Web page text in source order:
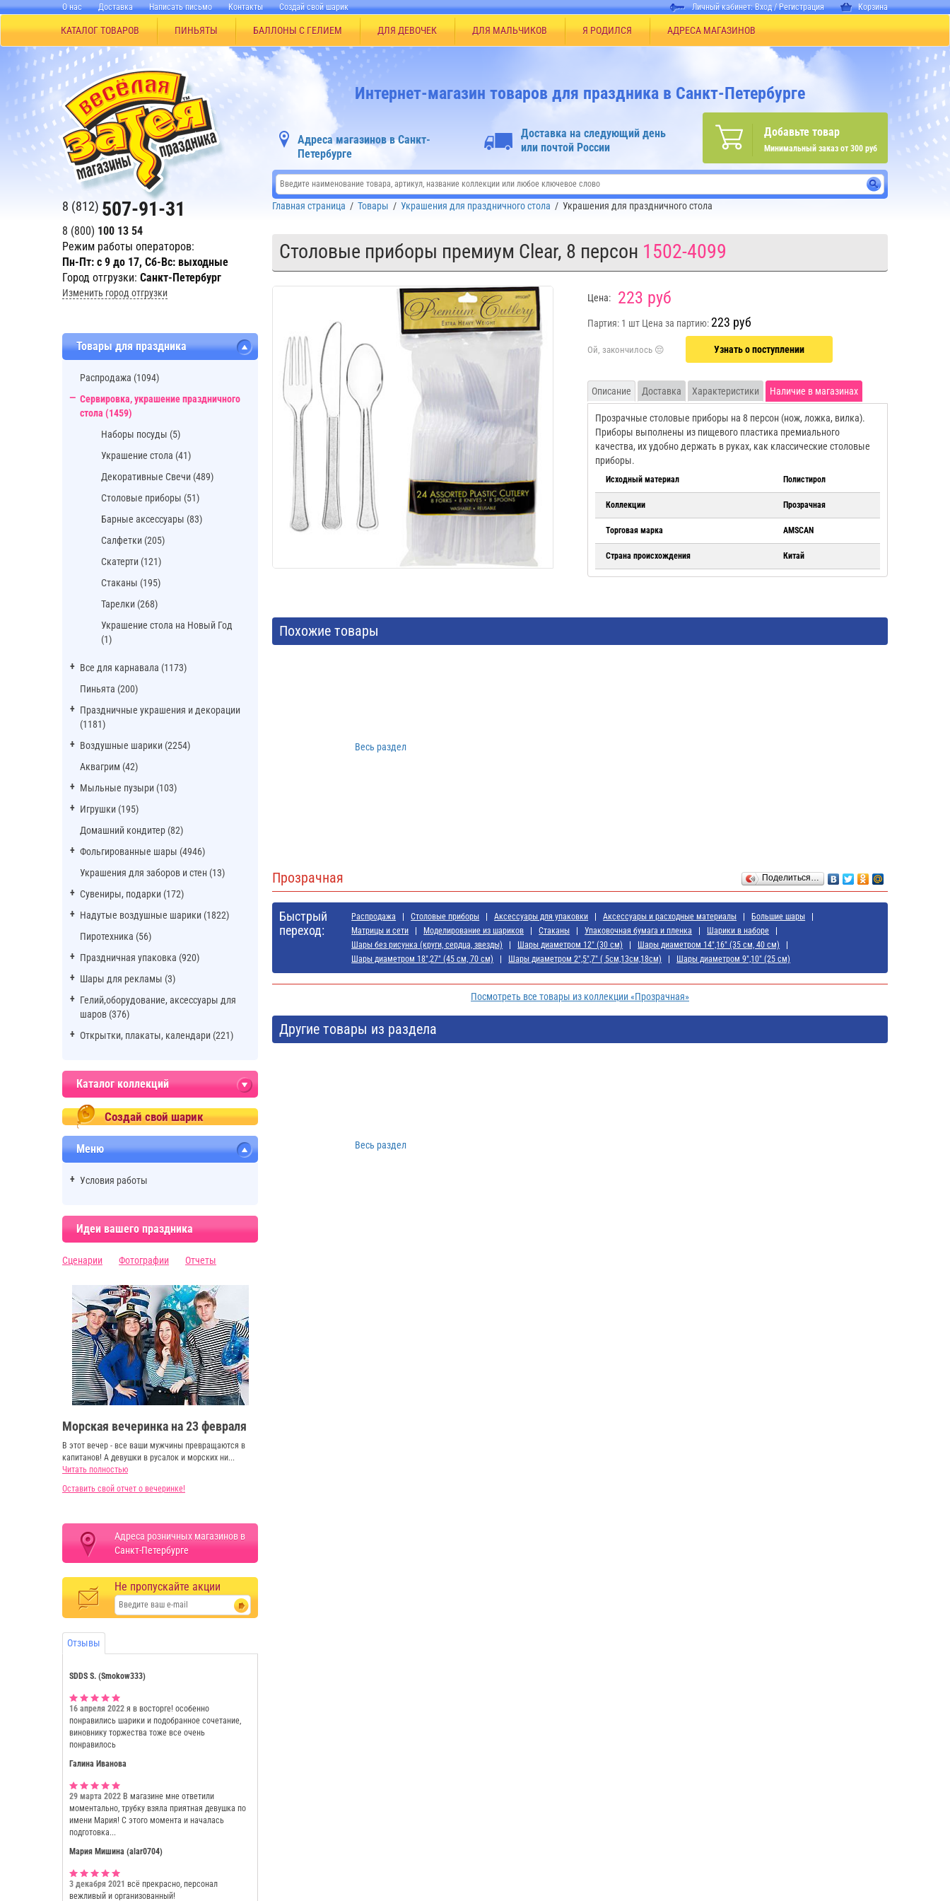
О нас Доставка Написать письмо Контакты Создай свой шарик Личный кабинет:Вход/Регистрация Корзина
КАТАЛОГ ТОВАРОВ ПИНЬЯТЫ БАЛЛОНЫ С ГЕЛИЕМ ДЛЯ ДЕВОЧЕК ДЛЯ МАЛЬЧИКОВ Я РОДИЛСЯ АДРЕСА МАГАЗИНОВ
8 (812) 507-91-31
8 (800) 100 13 54
Режим работы операторов:
Пн-Пт: с 9 до 17, Сб-Вс: выходные
Город отгрузки: Санкт-Петербург
Изменить город отгрузки
Товары для праздника
Распродажа (1094)
Сервировка, украшение праздничного
стола (1459)
Наборы посуды (5)
Украшение стола (41)
Декоративные Свечи (489)
Cтоловые приборы (51)
Барные аксессуары (83)
Салфетки (205)
Скатерти (121)
Стаканы (195)
Тарелки (268)
Украшение стола на Новый Год
(1)
Все для карнавала (1173)
Пиньята (200)
Праздничные украшения и декорации
(1181)
Воздушные шарики (2254)
Аквагрим (42)
Мыльные пузыри (103)
Игрушки (195)
Домашний кондитер (82)
Фольгированные шары (4946)
Украшения для заборов и стен (13)
Сувениры, подарки (172)
Надутые воздушные шарики (1822)
Пиротехника (56)
Праздничная упаковка (920)
Шары для рекламы (3)
Гелий,оборудование, аксессуары для
шаров (376)
Открытки, плакаты, календари (221)
Каталог коллекций
Создай свой шарик
Меню
Условия работы
Идеи вашего праздника
Сценарии Фотографии Отчеты
Морская вечеринка на 23 февраля
В этот вечер - все ваши мужчины превращаются в
капитанов! А девушки в русалок и морских ни...
Читать полностью
Оставить свой отчет о вечеринке!
Адреса розничных магазинов в
Санкт-Петербурге
Не пропускайте акции
Отзывы
SDDS S. (Smokow333)
16 апреля 2022 я в восторге! особенно
понравились шарики и подобранное сочетание,
виновнику торжества тоже все очень
понравилось
Галина Иванова
29 марта 2022 В магазине мне ответили
моментально, трубку взяла приятная девушка по
имени Мария! С этого момента и началась
подготовка...
Мария Мишина (alar0704)
3 декабря 2021 всё прекрасно, персонал
вежливый и организованный!
Интернет-магазин товаров для праздника в Санкт-Петербурге
Добавьте товар
Минимальный заказ от 300 руб
Адреса магазинов в Санкт-
Петербурге
Доставка на следующий день
или почтой России
Главная страница / Товары / Украшения для праздничного стола / Украшения для праздничного стола
Столовые приборы премиум Clear, 8 персон 1502-4099
Цена: 223 руб
Партия: 1 шт Цена за партию:223 руб
Узнать о поступлении
Описание Доставка Характеристики Наличие в магазинах
Прозрачные столовые приборы на 8 персон (нож, ложка, вилка).
Приборы выполнены из пищевого пластика премиального
качества, их удобно держать в руках, как классические столовые
приборы.
Исходный материал Полистирол
Коллекции Прозрачная
Торговая марка AMSCAN
Страна происхождения Китай
Похожие товары
Весь раздел
Поделиться…
Прозрачная
Быстрый
переход:
Распродажа Cтоловые приборы Аксессуары для упаковки Аксессуары и расходные материалы
Большие шары
Матрицы и сети
Моделирование из шариков Стаканы Упаковочная бумага и пленка
Шарики в наборе
Шары без рисунка (круги, сердца, звезды)
Шары диаметром 12" (30 см)
Шары диаметром 14",16" (35 см, 40 см)
Шары диаметром 18",27" (45 см, 70 см)
Шары диаметром 2",5",7" ( 5см,13см,18см) Шары диаметром 9",10" (25 см)
Посмотреть все товары из коллекции «Прозрачная»
Другие товары из раздела
Весь раздел